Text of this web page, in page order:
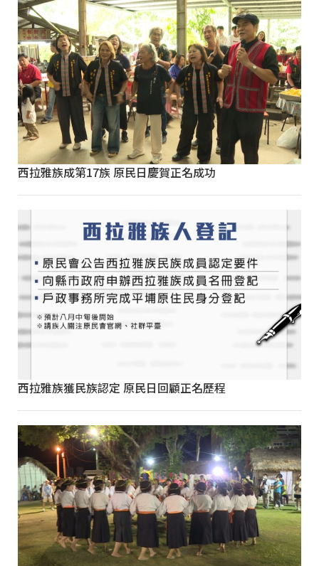
西拉雅族成第17族 原民日慶賀正名成功
西拉雅族獲民族認定 原民日回顧正名歷程